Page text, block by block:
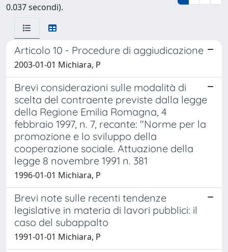
0.037 secondi).
Articolo 10 - Procedure di aggiudicazione
2003-01-01 Michiara, P
Brevi considerazioni sulle modalità di
scelta del contraente previste dalla legge
della Regione Emilia Romagna, 4
febbraio 1997, n. 7, recante: "Norme per la
promozione e lo sviluppo della
cooperazione sociale. Attuazione della
legge 8 novembre 1991 n. 381
1996-01-01 Michiara, P
Brevi note sulle recenti tendenze
legislative in materia di lavori pubblici: il
caso del subappalto
1991-01-01 Michiara, P